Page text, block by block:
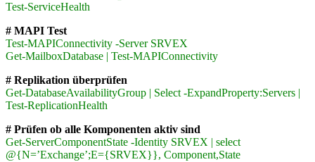
Test-ServiceHealth
# MAPI Test
Test-MAPIConnectivity -Server SRVEX
Get-MailboxDatabase | Test-MAPIConnectivity
# Replikation überprüfen
Get-DatabaseAvailabilityGroup | Select -ExpandProperty:Servers |
Test-ReplicationHealth
# Prüfen ob alle Komponenten aktiv sind
Get-ServerComponentState -Identity SRVEX | select
@{N=’Exchange’;E={SRVEX}}, Component,State